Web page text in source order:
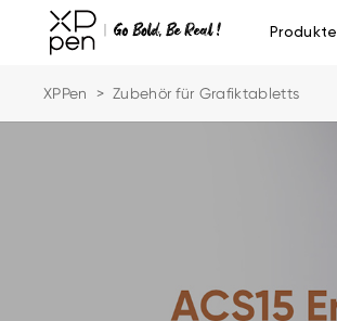
Produkte
XPPen > Zubehör für Grafiktabletts